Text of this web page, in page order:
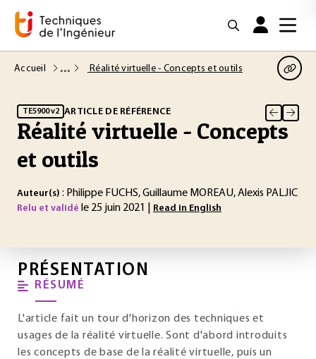
Accueil Réalité virtuelle - Concepts et outils
TE5900 v2 ARTICLE DE RÉFÉRENCE
Réalité virtuelle - Concepts
et outils
Auteur(s) : Philippe FUCHS, Guillaume MOREAU, Alexis PALJIC
Relu et validé le 25 juin 2021 | Read in English
PRÉSENTATION
RÉSUMÉ
L'article fait un tour d'horizon des techniques et
usages de la réalité virtuelle. Sont d'abord introduits
les concepts de base de la réalité virtuelle, puis un